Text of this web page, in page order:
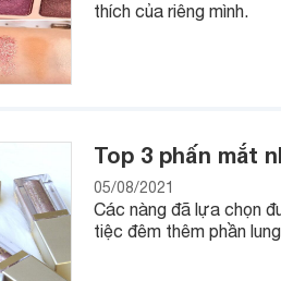
thích của riêng mình.
Top 3 phấn mắt
05/08/2021
Các nàng đã lựa chọn
tiệc đêm thêm phần